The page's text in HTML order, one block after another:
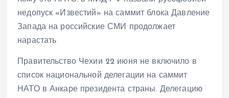
недопуск «Известий» на саммит блока Давление
Запада на российские СМИ продолжает
нарастать
Правительство Чехии 22 июня не включило в
список национальной делегации на саммит
НАТО в Анкаре президента страны. Делегацию